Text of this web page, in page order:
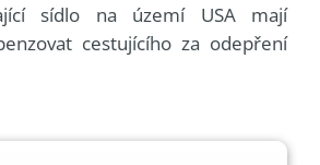
sídlo na území USA mají
cestujícího za odepření